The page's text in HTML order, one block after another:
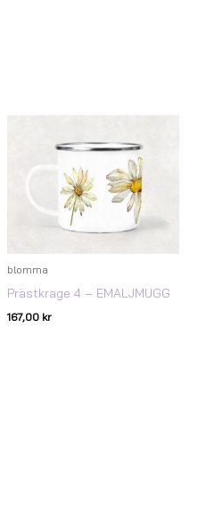
blomma
Prästkrage 4 – EMALJMUGG
167,00 kr